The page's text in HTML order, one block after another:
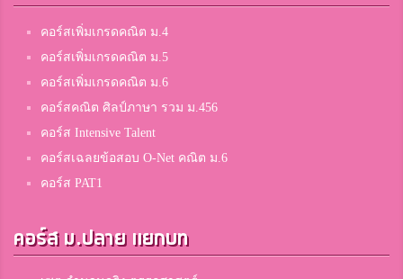
คอร์สเพิ่มเกรดคณิต ม.4
คอร์สเพิ่มเกรดคณิต ม.5
คอร์สเพิ่มเกรดคณิต ม.6
คอร์สคณิต ศิลป์ภาษา รวม ม.456
คอร์ส Intensive Talent
คอร์สเฉลยข้อสอบ O-Net คณิต ม.6
คอร์ส PAT1
คอร์ส ม.ปลาย แยกบท